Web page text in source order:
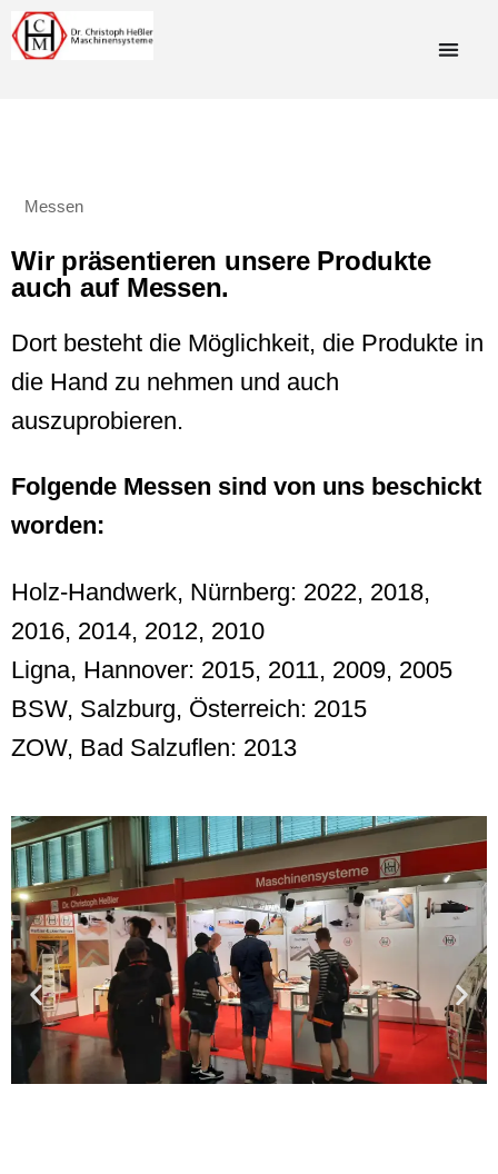
Messen
Wir präsentieren unsere Produkte
auch auf Messen.
Dort besteht die Möglichkeit, die Produkte in
die Hand zu nehmen und auch
auszuprobieren.
Folgende Messen sind von uns beschickt
worden:
Holz-Handwerk, Nürnberg: 2022, 2018,
2016, 2014, 2012, 2010
Ligna, Hannover: 2015, 2011, 2009, 2005
BSW, Salzburg, Österreich: 2015
ZOW, Bad Salzuflen: 2013